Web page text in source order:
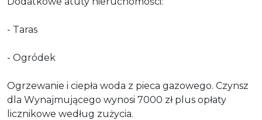
- Taras
- Ogródek
Ogrzewanie i ciepła woda z pieca gazowego. Czynsz
dla Wynajmującego wynosi 7000 zł plus opłaty
licznikowe według zużycia.